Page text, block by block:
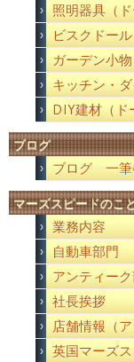
照明器具（ド
ビスクドー
ガーデン小
キッチン・
DIY建材（ド
ブログ
ブログ 一筆
マーズスピードのこ
業務内容
自動車部門
アンティー
社長挨拶
店舗情報（ア
英国マーズ